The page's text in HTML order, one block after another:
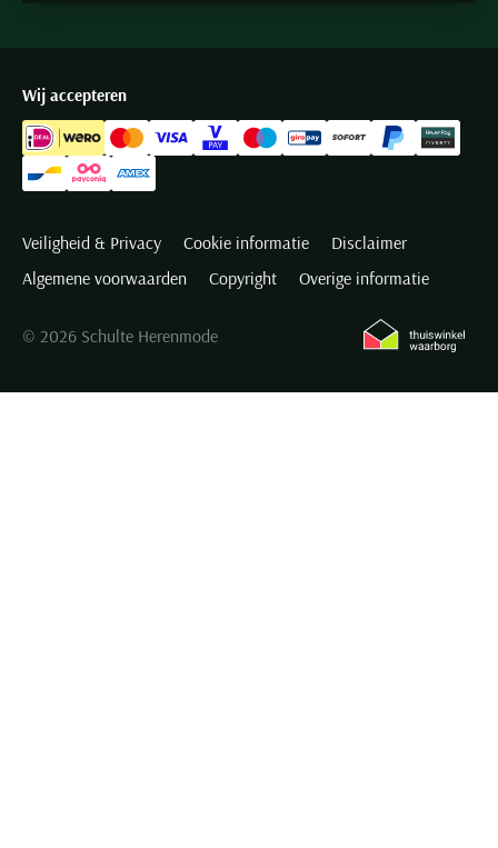
Wij accepteren
Veiligheid & Privacy Cookie informatie
Disclaimer
Algemene voorwaarden
Copyright Overige informatie
© 2026 Schulte Herenmode